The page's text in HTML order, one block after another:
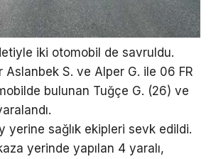
iki otomobil de savruldu.
Aslanbek S. ve Alper G. ile 06 FR
bulunan Tuğçe G. (26) ve
yerine sağlık ekipleri sevk edildi.
yerinde yapılan 4 yaralı,